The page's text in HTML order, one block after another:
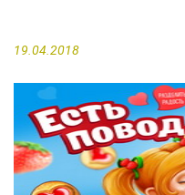
19.04.2018